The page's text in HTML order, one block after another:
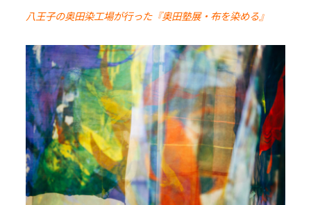
八王子の奥田染工場が行った『奥田塾展・布を染める』